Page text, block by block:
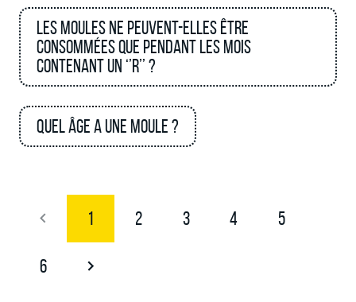
Les moules ne peuvent-elles être
consommées que pendant les mois
contenant un ‘’R’’ ?
Quel âge a une moule ?
1 2 3 4 5
6